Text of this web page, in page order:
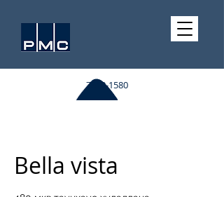
7510-1580
Bella vista